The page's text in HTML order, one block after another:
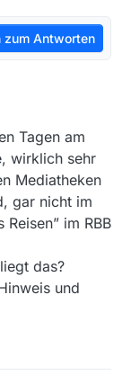
zum Antworten
Tagen am
wirklich sehr
Mediatheken
gar nicht im
im RBB
das?
und